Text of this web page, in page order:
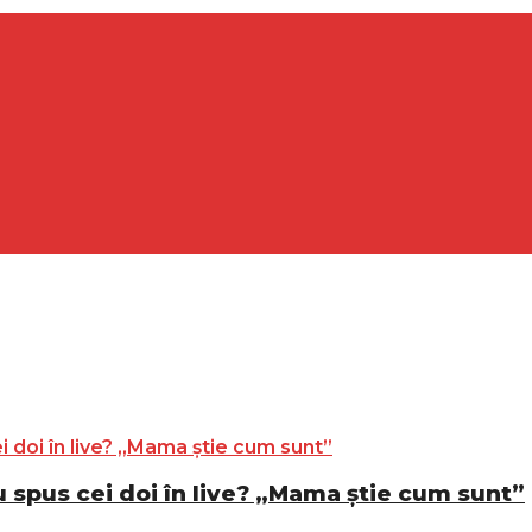
cei doi în live? „Mama știe cum sunt”